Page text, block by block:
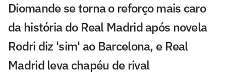
Diomande se torna o reforço mais caro
da história do Real Madrid após novela
Rodri diz 'sim' ao Barcelona, e Real
Madrid leva chapéu de rival